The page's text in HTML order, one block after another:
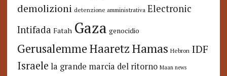
demolizioni detenzione amministrativa Electronic
Intifada Fatah Gaza genocidio
GerusalemmeHaaretzHamas Hebron IDF
Israele la grande marcia del ritorno Maan news